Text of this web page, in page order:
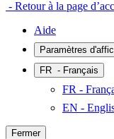
- Retour à la page
Aide
Paramètres
FR - Français
FR -
EN -
Fermer